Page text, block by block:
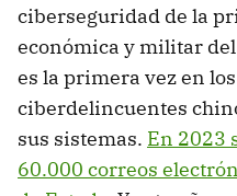
ciberseguridad de la
económica y militar
es la primera vez en
ciberdelincuentes
sus sistemas. En 2023
60.000 correos